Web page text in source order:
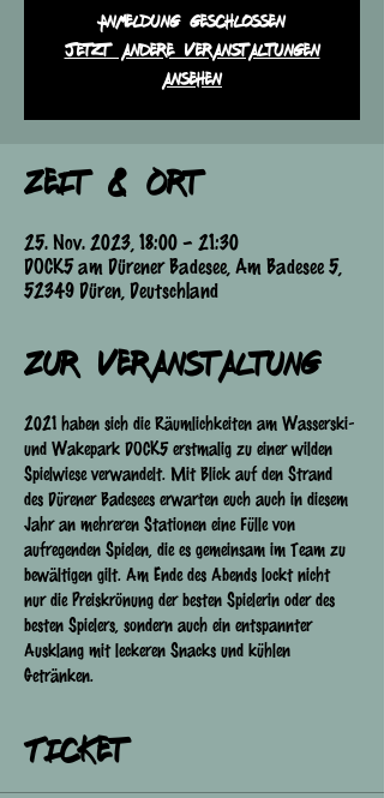
Anmeldung geschlossen
Jetzt andere Veranstaltungen
ansehen
Zeit & Ort
25. Nov. 2023, 18:00 – 21:30
DOCK5 am Dürener Badesee, Am Badesee 5,
52349 Düren, Deutschland
Zur Veranstaltung
2021 haben sich die Räumlichkeiten am Wasserski-
und Wakepark DOCK5 erstmalig zu einer wilden
Spielwiese verwandelt. Mit Blick auf den Strand
des Dürener Badesees erwarten euch auch in diesem
Jahr an mehreren Stationen eine Fülle von
aufregenden Spielen, die es gemeinsam im Team zu
bewältigen gilt. Am Ende des Abends lockt nicht
nur die Preiskrönung der besten Spielerin oder des
besten Spielers, sondern auch ein entspannter
Ausklang mit leckeren Snacks und kühlen
Getränken.
Ticket